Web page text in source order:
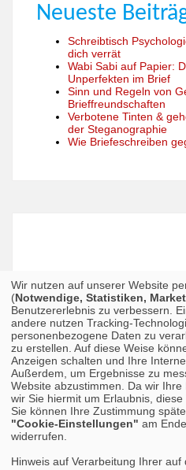
Neueste
Schreibtisch
dich verrät
Wabi Sabi auf Papier:
Unperfekten im Brief
Sinn und Regeln von
Brieffreundschaften
Verbotene Tinten &
der Steganographie
Wie Briefeschreiben
Wir nutzen auf unserer Website
(Notwendige, Statistiken,
Benutzererlebnis zu verbessern.
andere nutzen Tracking-
personenbezogene Daten zu
zu erstellen. Auf diese Weise
Anzeigen schalten und Ihre
Außerdem, um Ergebnisse zu
Website abzustimmen. Da wir
wir Sie hiermit um Erlaubnis, diese
Sie können Ihre Zustimmung
"Cookie-Einstellungen" am
widerrufen.
Hinweis auf Verarbeitung Ihrer